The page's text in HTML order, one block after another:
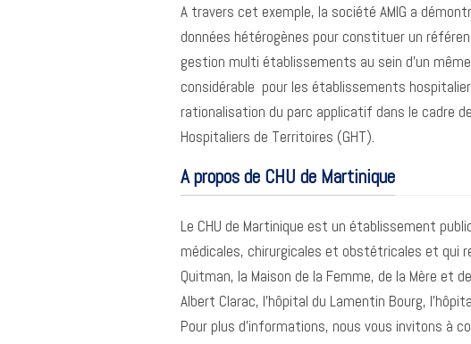
A travers cet exemple, la société AMIG a
données hétérogènes pour constituer un
gestion multi établissements au sein d’un
considérable pour les établissements
rationalisation du parc applicatif dans le cadre
Hospitaliers de Territoires (GHT).
A propos de CHU de Martinique
Le CHU de Martinique est un établissement
médicales, chirurgicales et obstétricales et qui
Quitman, la Maison de la Femme, de la Mère et
Albert Clarac, l’hôpital du Lamentin Bourg,
Pour plus d’informations, nous vous invitons à